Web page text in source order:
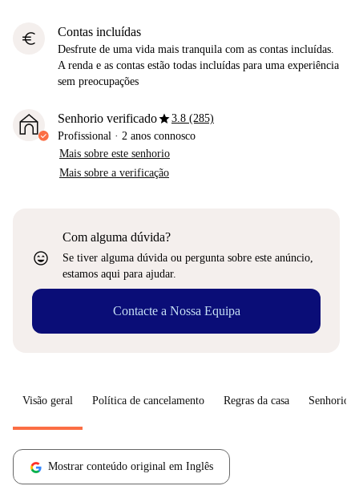
euro Contas incluídas
Desfrute de uma vida mais tranquila com as contas incluídas.
A renda e as contas estão todas incluídas para uma experiência
sem preocupações
Senhorio verificadostar3.8 (285)
Profissional · 2 anos connosco
Mais sobre este senhorio
Mais sobre a verificação
sentiment_very_satisfied
Com alguma dúvida?
Se tiver alguma dúvida ou pergunta sobre este anúncio,
estamos aqui para ajudar.
Contacte a Nossa Equipa
Visão geral Política de cancelamento Regras da casa Senhorio
Mostrar conteúdo original em Inglês